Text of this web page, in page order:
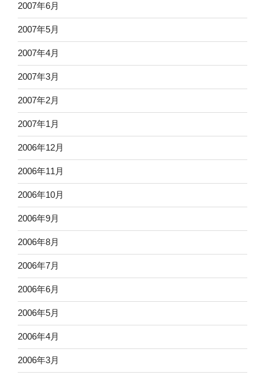
2007年6月
2007年5月
2007年4月
2007年3月
2007年2月
2007年1月
2006年12月
2006年11月
2006年10月
2006年9月
2006年8月
2006年7月
2006年6月
2006年5月
2006年4月
2006年3月